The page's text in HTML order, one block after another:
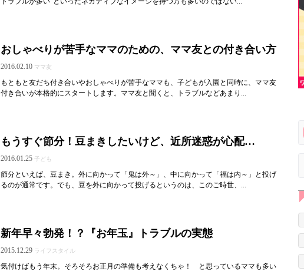
おしゃべりが苦手なママのための、ママ友との付き合い方
2016.02.10 ママ友
もともと友だち付き合いやおしゃべりが苦手なママも、子どもが入園と同時に、ママ友
付き合いが本格的にスタートします。ママ友と聞くと、トラブルなどあまり...
もうすぐ節分！豆まきしたいけど、近所迷惑が心配…
2016.01.25 子ども
節分といえば、豆まき。外に向かって「鬼は外～」、中に向かって「福は内～」と投げ
るのが通常です。でも、豆を外に向かって投げるというのは、このご時世、...
新年早々勃発！？『お年玉』トラブルの実態
2015.12.29 ライフスタイル
気付けばもう年末。そろそろお正月の準備も考えなくちゃ！ と思っているママも多い